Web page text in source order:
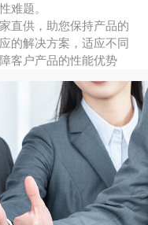
难题。
直供，助您保持产品的
的解决方案，适应不同
客户产品的性能优势